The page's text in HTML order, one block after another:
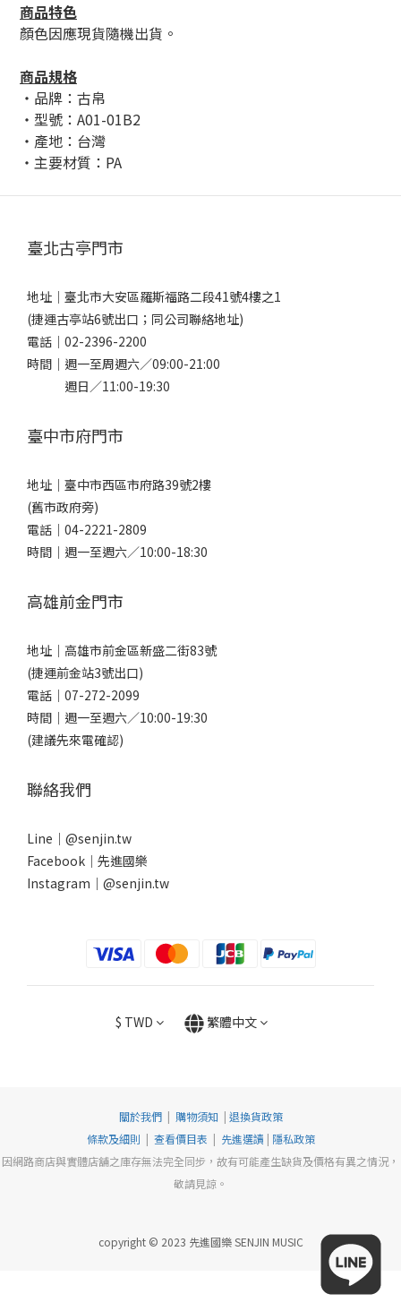
商品特色
顏色因應現貨隨機出貨。
商品規格
・品牌：古帛
・型號：A01-01B2
・產地：台灣
・主要材質：PA
臺北古亭門市
地址｜ 臺北市大安區羅斯福路二段41號4樓之1
(捷運古亭站6號出口；同公司聯絡地址)
電話｜ 02-2396-2200
時間｜週一至周週六／09:00-21:00
週日／11:00-19:30
臺中市府門市
地址｜ 臺中市西區市府路39號2樓
(舊市政府旁)
電話｜ 04-2221-2809
時間｜週一至週六／10:00-18:30
高雄前金門市
地址｜ 高雄市前金區新盛二街83號
(捷運前金站3號出口)
電話｜ 07-272-2099
時間｜週一至週六／10:00-19:30
(建議先來電確認)
聯絡我們
Line｜ @senjin.tw
Facebook｜ 先進國樂
Instagram｜ @senjin.tw
$ TWD 繁體中文
關於我們| 購物須知 | 退換貨政策
條款及細則 | 查看價目表 | 先進選讀 | 隱私政策
因網路商店與實體店舖之庫存無法完全同步，故有可能產生缺貨及價格有異之情況，
敬請見諒。
copyright © 2023 先進國樂 SENJIN MUSIC